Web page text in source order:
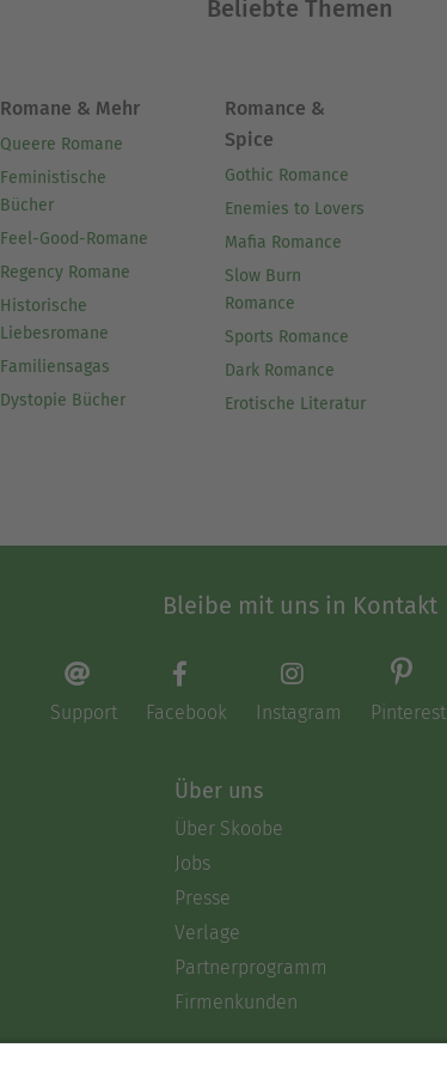
Beliebte Themen
Romane & Mehr
Queere Romane
Feministische
Bücher
Feel-Good-Romane
Regency Romane
Historische
Liebesromane
Familiensagas
Dystopie Bücher
Romance &
Spice
Gothic Romance
Enemies to Lovers
Mafia Romance
Slow Burn
Romance
Sports Romance
Dark Romance
Erotische Literatur
Bleibe mit uns in Kontakt
Support Facebook Instagram Pinterest
Über uns
Über Skoobe
Jobs
Presse
Verlage
Partnerprogramm
Firmenkunden